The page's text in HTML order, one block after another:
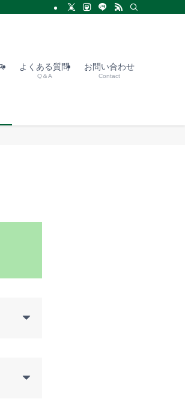
よくある質問
Q＆A
お問い合わせ
Contact